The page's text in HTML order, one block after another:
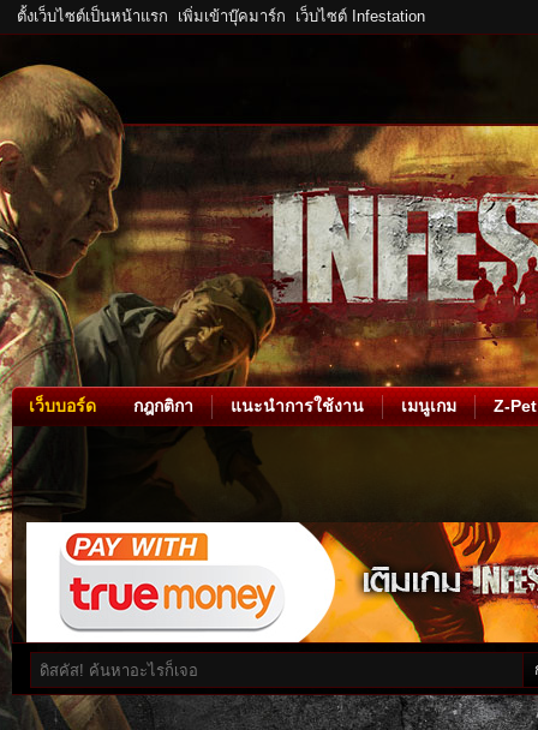
ตั้งเว็บไซต์เป็นหน้าแรก เพิ่มเข้าบุ๊คมาร์ก เว็บไซต์ Infestation
เว็บบอร์ด กฎกติกา แนะนำการใช้งาน เมนูเกม Z-Pet